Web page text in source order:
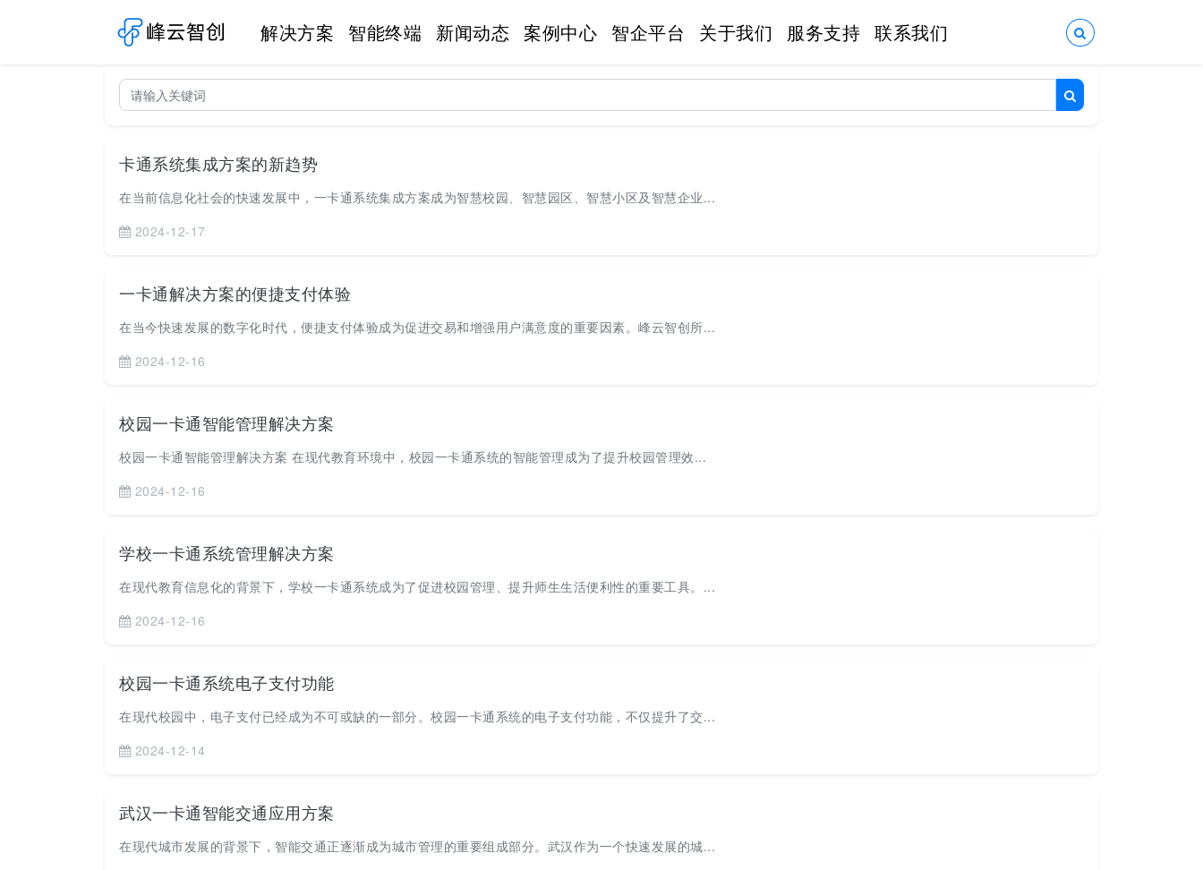
解决方案 智能终端 新闻动态 案例中心 智企平台 关于我们 服务支持 联系我们
卡通系统集成方案的新趋势
在当前信息化社会的快速发展中，一卡通系统集成方案成为智慧校园、智慧园区、智慧小区及智慧企业...
2024-12-17
一卡通解决方案的便捷支付体验
在当今快速发展的数字化时代，便捷支付体验成为促进交易和增强用户满意度的重要因素。峰云智创所...
2024-12-16
校园一卡通智能管理解决方案
校园一卡通智能管理解决方案 在现代教育环境中，校园一卡通系统的智能管理成为了提升校园管理效...
2024-12-16
学校一卡通系统管理解决方案
在现代教育信息化的背景下，学校一卡通系统成为了促进校园管理、提升师生生活便利性的重要工具。...
2024-12-16
校园一卡通系统电子支付功能
在现代校园中，电子支付已经成为不可或缺的一部分。校园一卡通系统的电子支付功能，不仅提升了交...
2024-12-14
武汉一卡通智能交通应用方案
在现代城市发展的背景下，智能交通正逐渐成为城市管理的重要组成部分。武汉作为一个快速发展的城...